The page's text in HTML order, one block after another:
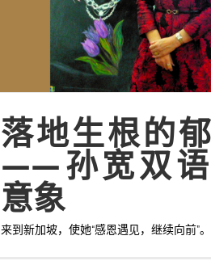
落地生根的
——孙宽双
意象
来到新加坡，使她“感恩遇见，继续向前”。